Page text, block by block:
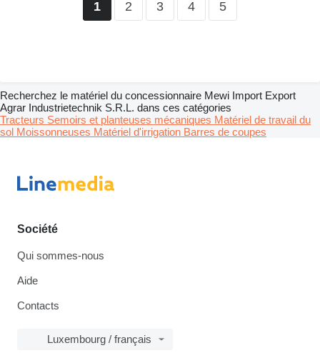
1 2 3 4 5
Recherchez le matériel du concessionnaire Mewi Import Export
Agrar Industrietechnik S.R.L. dans ces catégories
Tracteurs Semoirs et planteuses mécaniques Matériel de travail du
sol Moissonneuses Matériel d'irrigation Barres de coupes
Société
Qui sommes-nous
Aide
Contacts
Luxembourg / français